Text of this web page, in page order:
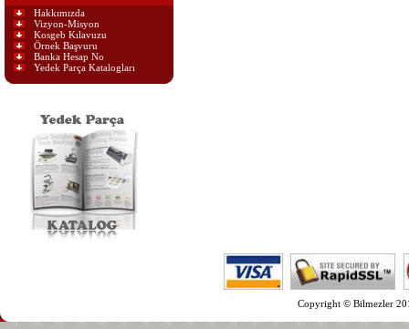
Hakkımızda
Vizyon-Misyon
Kosgeb Kılavuzu
Örnek Başvuru
Banka Hesap No
Yedek Parça Katalogları
Copyright © Bilmezler